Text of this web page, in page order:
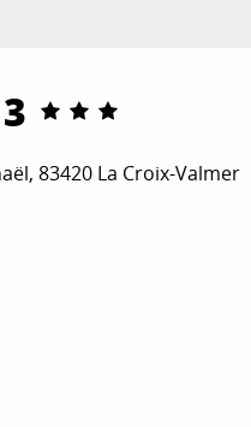
83420 La Croix-Valmer